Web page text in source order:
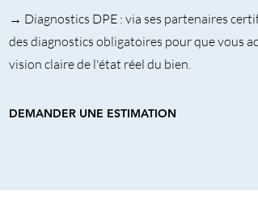
→ Diagnostics DPE : via ses partenaires
des diagnostics obligatoires pour que vous
vision claire de l'état réel du bien.
DEMANDER UNE ESTIMATION